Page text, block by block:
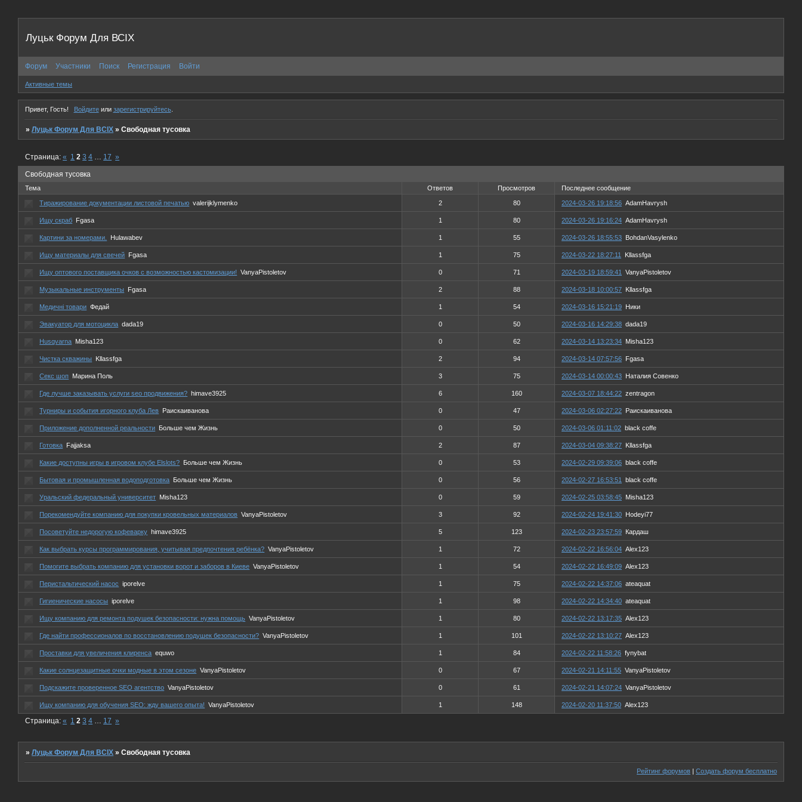
Луцьк Форум Для ВСІХ
Форум Участники Поиск Регистрация Войти
Активные темы
Привет, Гость! Войдитеили зарегистрируйтесь.
»Луцьк Форум Для ВСІХ »Свободная тусовка
Свободная тусовка
Страница:« 1 2 3 4 … 17 »
Тема Ответов Просмотров Последнее сообщение
Тиражирование документации листовой печатью valerijklymenko 2 80 2024-03-26 19:18:56 AdamHavrysh
Ищу скраб Fgasa 1 80 2024-03-26 19:16:24 AdamHavrysh
Картини за номерами. Hulawabev 1 55 2024-03-26 18:55:53 BohdanVasylenko
Ищу материалы для свечей Fgasa 1 75 2024-03-22 18:27:11 Kllassfga
Ищу оптового поставщика очков с возможностью кастомизации! VanyaPistoletov 0 71 2024-03-19 18:59:41 VanyaPistoletov
Музыкальные инструменты Fgasa 2 88 2024-03-18 10:00:57 Kllassfga
Медичні товари Федай 1 54 2024-03-16 15:21:19 Ники
Эвакуатор для мотоцикла dada19 0 50 2024-03-16 14:29:38 dada19
Husqvarna Misha123 0 62 2024-03-14 13:23:34 Misha123
Чистка скважины Kllassfga 2 94 2024-03-14 07:57:56 Fgasa
Секс шоп Марина Поль 3 75 2024-03-14 00:00:43 Наталия Совенко
Где лучше заказывать услуги seo продвижения? himave3925 6 160 2024-03-07 18:44:22 zentragon
Турниры и события игорного клуба Лев Раискаиванова 0 47 2024-03-06 02:27:22 Раискаиванова
Приложение дополненной реальности Больше чем Жизнь 0 50 2024-03-06 01:11:02 black coffe
Готовка Fajjaksa 2 87 2024-03-04 09:38:27 Kllassfga
Какие доступны игры в игровом клубе Elslots? Больше чем Жизнь 0 53 2024-02-29 09:39:06 black coffe
Бытовая и промышленная водоподготовка Больше чем Жизнь 0 56 2024-02-27 16:53:51 black coffe
Уральский федеральный университет Misha123 0 59 2024-02-25 03:58:45 Misha123
Порекомендуйте компанию для покупки кровельных материалов VanyaPistoletov 3 92 2024-02-24 19:41:30 Hodeyi77
Посоветуйте недорогую кофеварку himave3925 5 123 2024-02-23 23:57:59 Кардаш
Как выбрать курсы программирования, учитывая предпочтения ребёнка? VanyaPistoletov 1 72 2024-02-22 16:56:04 Alex123
Помогите выбрать компанию для установки ворот и заборов в Киеве VanyaPistoletov 1 54 2024-02-22 16:49:09 Alex123
Перистальтический насос iporelve 1 75 2024-02-22 14:37:06 ateaquat
Гигиенические насосы iporelve 1 98 2024-02-22 14:34:40 ateaquat
Ищу компанию для ремонта подушек безопасности: нужна помощь VanyaPistoletov 1 80 2024-02-22 13:17:35 Alex123
Где найти профессионалов по восстановлению подушек безопасности? VanyaPistoletov 1 101 2024-02-22 13:10:27 Alex123
Проставки для увеличения клиренса equwo 1 84 2024-02-22 11:58:26 fynybat
Какие солнцезащитные очки модные в этом сезоне VanyaPistoletov 0 67 2024-02-21 14:11:55 VanyaPistoletov
Подскажите проверенное SEO агентство VanyaPistoletov 0 61 2024-02-21 14:07:24 VanyaPistoletov
Ищу компанию для обучения SEO: жду вашего опыта! VanyaPistoletov 1 148 2024-02-20 11:37:50 Alex123
Страница:« 1 2 3 4 … 17 »
»Луцьк Форум Для ВСІХ »Свободная тусовка
Рейтинг форумов Создать форум бесплатно